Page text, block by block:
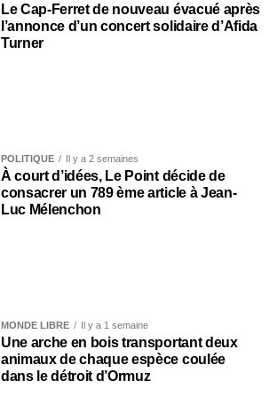
Le Cap-Ferret de nouveau évacué après
l’annonce d’un concert solidaire d’Afida
Turner
POLITIQUE Il y a 2 semaines
À court d’idées, Le Point décide de
consacrer un 789 ème article à Jean-
Luc Mélenchon
MONDE LIBRE Il y a 1 semaine
Une arche en bois transportant deux
animaux de chaque espèce coulée
dans le détroit d’Ormuz